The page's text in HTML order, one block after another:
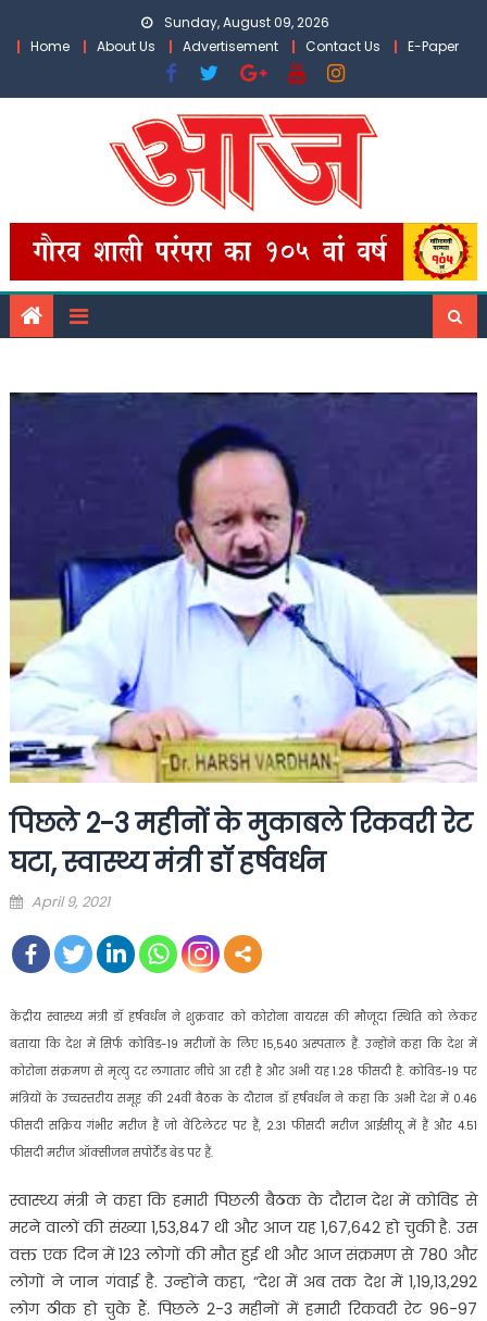
Sunday, August 09, 2026
Home
About Us Advertisement Contact Us E-Paper
पिछले 2-3 महीनों के मुकाबले रिकवरी रेट
घटा, स्वास्थ्य मंत्री डॉ हर्षवर्धन
Posted
April 9, 2021
केंद्रीय स्वास्थ्य मंत्री डॉ हर्षवर्धन ने शुक्रवार को कोरोना वायरस की मौजूदा स्थिति को लेकर
बताया कि देश में सिर्फ कोविड-19 मरीजों के लिए 15,540 अस्पताल हैं. उन्होंने कहा कि देश में
कोरोना संक्रमण से मृत्यु दर लगातार नीचे आ रही है और अभी यह 1.28 फीसदी है. कोविड-19 पर
मंत्रियों के उच्चस्तरीय समूह की 24वीं बैठक के दौरान डॉ हर्षवर्धन ने कहा कि अभी देश में 0.46
फीसदी सक्रिय गंभीर मरीज हैं जो वेंटिलेटर पर हैं, 2.31 फीसदी मरीज आईसीयू में हैं और 4.51
फीसदी मरीज ऑक्सीजन सपोर्टेड बेड पर हैं.
स्वास्थ्य मंत्री ने कहा कि हमारी पिछली बैठक के दौरान देश में कोविड से
मरने वालों की संख्या 1,53,847 थी और आज यह 1,67,642 हो चुकी है. उस
वक्त एक दिन में 123 लोगों की मौत हुई थी और आज संक्रमण से 780 और
लोगों ने जान गंवाई है. उन्होंने कहा, “देश में अब तक देश में 1,19,13,292
लोग ठीक हो चुके हैं. पिछले 2-3 महीनों में हमारी रिकवरी रेट 96-97